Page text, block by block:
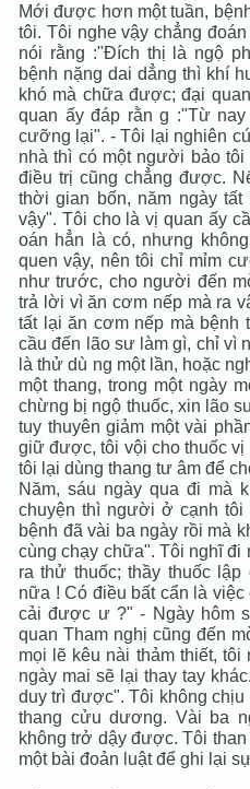
Mới được hơn một tuần,
tôi. Tôi nghe vậy chẳng
nói rằng :"Đích thị là ngộ
bệnh nặng dai dẳng thì khí
khó mà chữa được; đại
quan ấy đáp rằn g :"Từ
cưỡng lại". - Tôi lại nghiên
nhà thì có một người bảo
điều trị cũng chẳng được.
thời gian bốn, năm ngày
vậy". Tôi cho là vị quan ấy
oán hẳn là có, nhưng
quen vậy, nên tôi chỉ mỉm
như trước, cho người đến
trả lời vì ăn cơm nếp mà ra
tất lại ăn cơm nếp mà bệnh
cầu đến lão sư làm gì, chỉ vì
là thử dù ng một lần, hoặc
một thang, trong một ngày
chừng bị ngộ thuốc, xin lão
tuy thuyên giảm một vài
giữ được, tôi vội cho thuốc
tôi lại dùng thang tư âm để
Năm, sáu ngày qua đi mà
chuyện thì người ở cạnh
bệnh đã vài ba ngày rồi mà
cùng chạy chữa". Tôi nghĩ đi
ra thử thuốc; thầy thuốc
nữa ! Có điều bất cẩn là
cải được ư ?" - Ngày hôm
quan Tham nghị cũng đến
mọi lẽ kêu nài thảm thiết,
ngày mai sẽ lại thay tay
duy trì được". Tôi không
thang cửu dương. Vài ba
không trở dậy được. Tôi
một bài đoản luật để ghi lại